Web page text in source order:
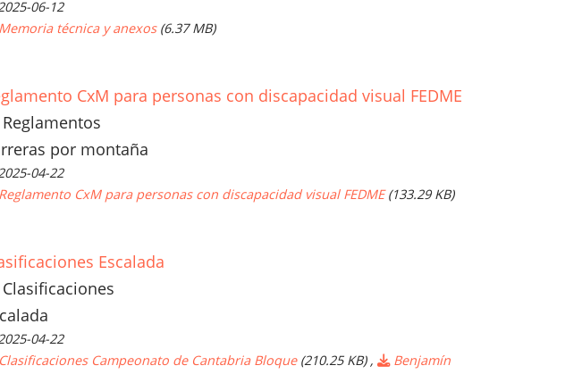
06-12
Memoria técnica y anexos (6.37 MB)
CxM para personas con discapacidad visual FEDME
Reglamentos
por montaña
04-22
Reglamento CxM para personas con discapacidad visual FEDME (133.29 KB)
Escalada
Clasificaciones
04-22
Clasificaciones Campeonato de Cantabria Bloque (210.25 KB),
Benjamín